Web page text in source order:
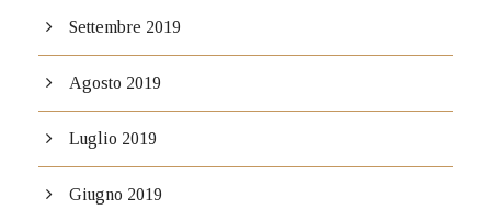
Settembre 2019
Agosto 2019
Luglio 2019
Giugno 2019